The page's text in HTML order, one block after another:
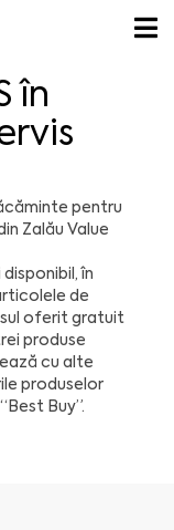
în
pentru
Zalău Value
în
de
oferit gratuit
produse
cu alte
produselor
Buy”.